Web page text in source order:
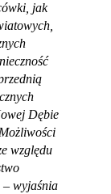
jak
Dębie
względu
– wyjaśnia